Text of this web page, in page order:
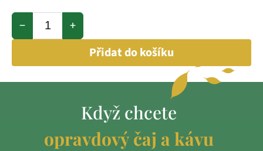
+
−
Přidat do košíku
Když chcete
opravdový čaj a kávu